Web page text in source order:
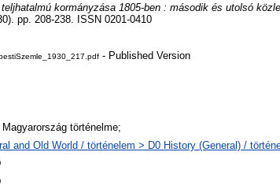
kormányzása 1805-ben : második és utolsó
pp. 208-238. ISSN 0201-0410
- Published Version
történelme;
and Old World / történelem > D0 History (General) /